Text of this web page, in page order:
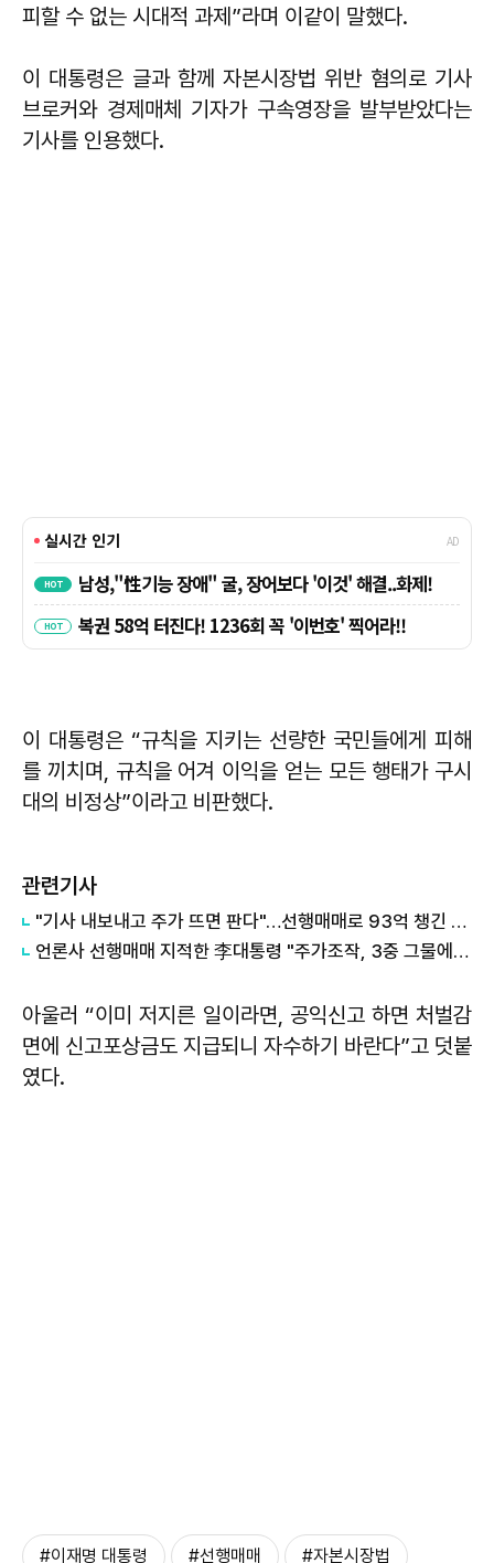
피할 수 없는 시대적 과제”라며 이같이 말했다.
이 대통령은 글과 함께 자본시장법 위반 혐의로 기사
브로커와 경제매체 기자가 구속영장을 발부받았다는
기사를 인용했다.
이 대통령은 “규칙을 지키는 선량한 국민들에게 피해
를 끼치며, 규칙을 어겨 이익을 얻는 모든 행태가 구시
대의 비정상”이라고 비판했다.
관련기사
"기사 내보내고 주가 뜨면 판다"…선행매매로 93억 챙긴 회계사·기자 기소
언론사 선행매매 지적한 李대통령 "주가조작, 3중 그물에 반드시 걸려"
아울러 “이미 저지른 일이라면, 공익신고 하면 처벌감
면에 신고포상금도 지급되니 자수하기 바란다”고 덧붙
였다.
#이재명 대통령 #선행매매 #자본시장법